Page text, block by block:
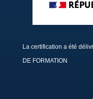
La certification a été
DE FORMATION